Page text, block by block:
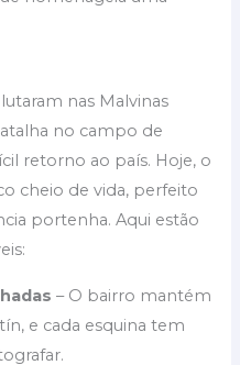
nas Malvinas
no campo de
retorno ao país. Hoje, o
cheio de vida, perfeito
portenha. Aqui estão
– O bairro mantém
e cada esquina tem